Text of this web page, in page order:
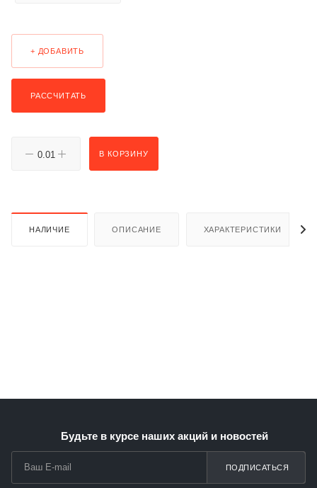
+ ДОБАВИТЬ
РАССЧИТАТЬ
В КОРЗИНУ
НАЛИЧИЕ ОПИСАНИЕ ХАРАКТЕРИСТИКИ
Будьте в курсе наших акций и новостей
ПОДПИСАТЬСЯ